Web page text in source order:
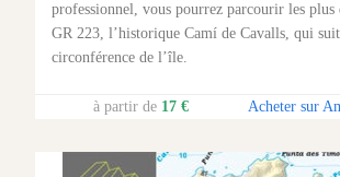
professionnel, vous pourrez parcourir les plus
GR 223, l’historique Camí de Cavalls, qui
circonférence de l’île.
à partir de 17 € Acheter sur